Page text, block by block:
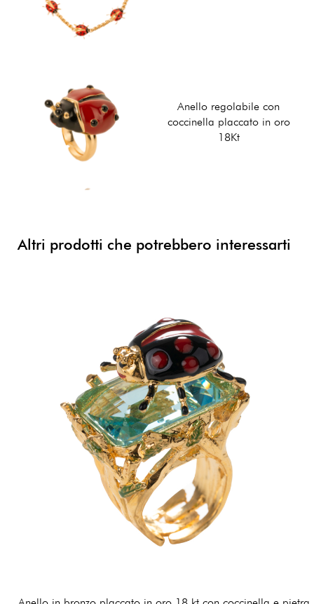
Anello regolabile con
coccinella placcato in oro
18Kt
Altri prodotti che potrebbero interessarti